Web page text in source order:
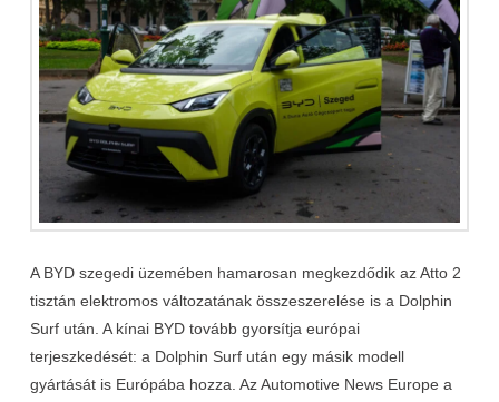
A BYD szegedi üzemében hamarosan megkezdődik az Atto 2
tisztán elektromos változatának összeszerelése is a Dolphin
Surf után. A kínai BYD tovább gyorsítja európai
terjeszkedését: a Dolphin Surf után egy másik modell
gyártását is Európába hozza. Az Automotive News Europe a